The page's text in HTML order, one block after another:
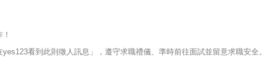
看到此則徵人訊息」，遵守求職禮儀、準時前往面試並留意求職安全。